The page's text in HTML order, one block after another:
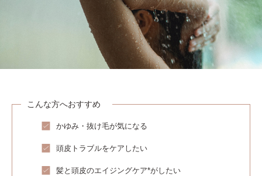
こんな方へおすすめ
かゆみ・抜け毛が気になる
頭皮トラブルをケアしたい
髪と頭皮のエイジングケア*がしたい